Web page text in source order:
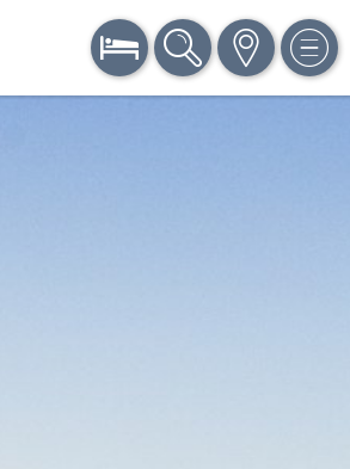
BUCHEN SUCHE KARTE MENÜ